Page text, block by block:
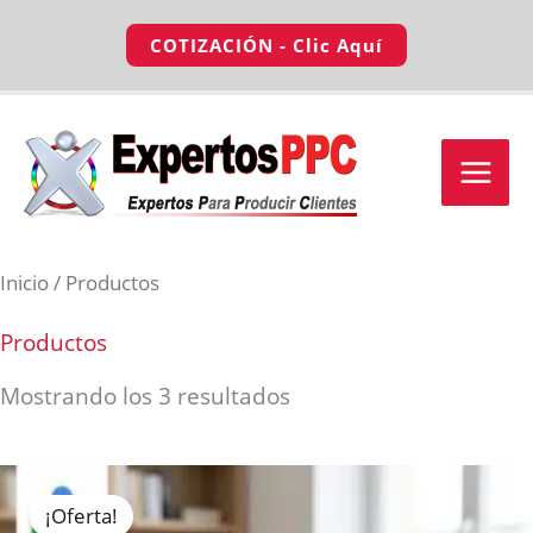
contenido
COTIZACIÓN - Clic Aquí
Inicio/ Productos
Productos
Mostrando los 3 resultados
¡Oferta!
El
precio precio